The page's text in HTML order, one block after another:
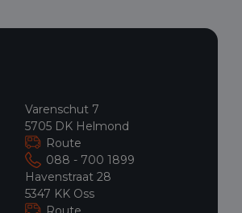
Varenschut 7
5705 DK Helmond
Route
088 - 700 1899
Havenstraat 28
5347 KK Oss